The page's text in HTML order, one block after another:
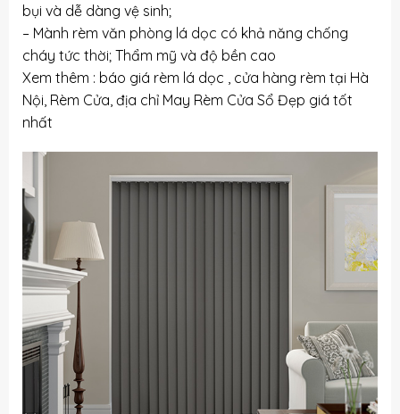
bụi và dễ dàng vệ sinh;
– Mành rèm văn phòng lá dọc có khả năng chống
cháy tức thời; Thẩm mỹ và độ bền cao
Xem thêm : báo giá rèm lá dọc
cửa hàng rèm tại Hà
Nội , Rèm Cửa, địa chỉ May Rèm Cửa Sổ Đẹp giá tốt
nhất